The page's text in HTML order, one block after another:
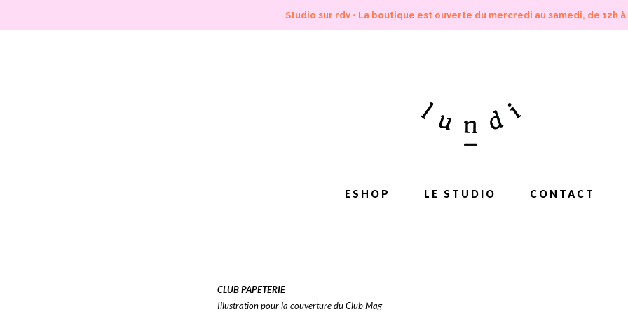
Studio sur rdv • La boutique est ouverte du mercredi au samedi, de 12h à
ESHOP LE STUDIO CONTACT
CLUB PAPETERIE
Illustration pour la couverture du Club Mag